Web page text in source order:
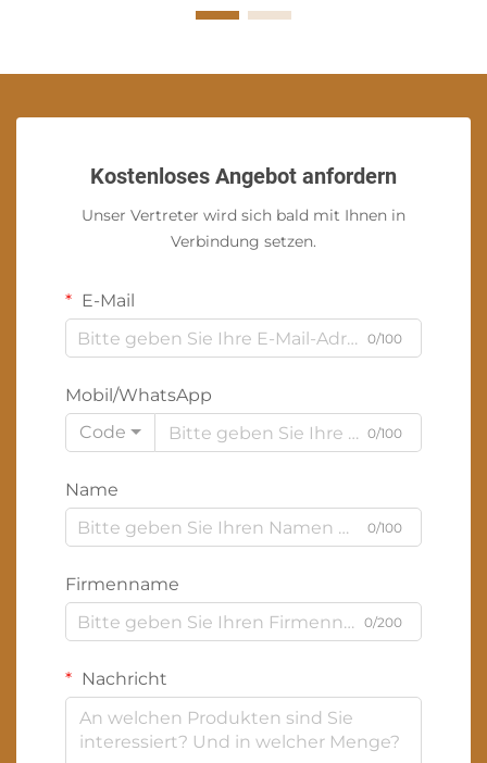
Kostenloses Angebot anfordern
Unser Vertreter wird sich bald mit Ihnen in
Verbindung setzen.
E-Mail
0/100
Mobil/WhatsApp
Code
0/100
Name
0/100
Firmenname
0/200
Nachricht